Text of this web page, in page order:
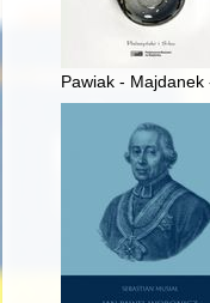
Pawiak - Majdanek